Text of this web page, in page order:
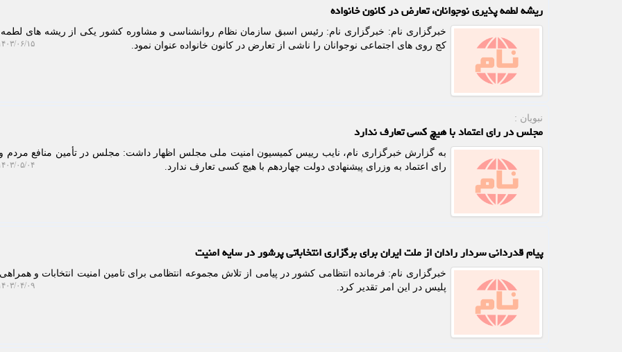
ریشه لطمه پذیری نوجوانان، تعارض در کانون خانواده
خبرگزاری نام: خبرگزاری نام: رئیس اسبق سازمان نظام روانشناسی و مشاوره کشور یکی از ریشه های لطمه
کج روی های اجتماعی نوجوانان را ناشی از تعارض در کانون خانواده عنوان نمود.
۱۴۰۳/۰۶/۱۵
نبویان :
مجلس در رای اعتماد‬ با هیچ کسی تعارف ندارد
به گزارش خبرگزاری نام، نایب رییس کمیسیون امنیت ملی مجلس اظهار داشت: مجلس در تأمین منافع مردم
رای اعتماد به وزرای پیشنهادی دولت چهاردهم با هیچ کسی تعارف ندارد.
۱۴۰۳/۰۵/۰۴
پیام قدردانی سردار رادان از ملت ایران برای برگزاری انتخاباتی پرشور در سایه امنیت
خبرگزاری نام: فرمانده انتظامی کشور در پیامی از تلاش مجموعه انتظامی برای تامین امنیت انتخابات و
پلیس در این امر تقدیر کرد.
۱۴۰۳/۰۴/۰۹